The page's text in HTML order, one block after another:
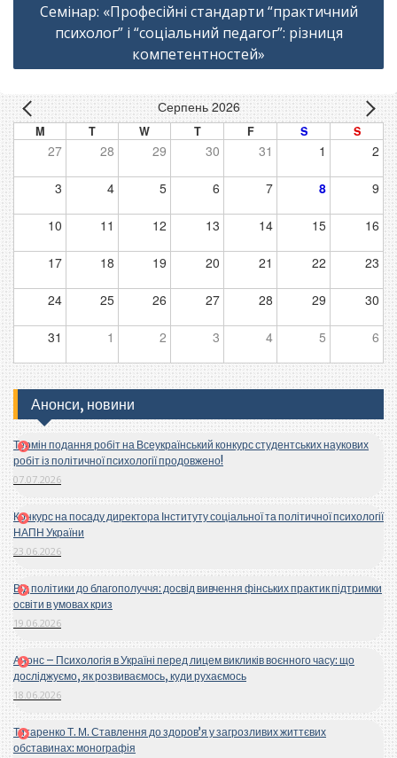
Семінар: «Професійні стандарти “практичний
психолог” і “соціальний педагог”: різниця
компетентностей»
Серпень 2026
M T W T F S S
27 28 29 30 31 1 2
3 4 5 6 7 8 9
10 11 12 13 14 15 16
17 18 19 20 21 22 23
24 25 26 27 28 29 30
31 1 2 3 4 5 6
Анонси, новини
Термін подання робіт на Всеукраїнський конкурс студентських наукових
робіт із політичної психології продовжено!
07.07.2026
Конкурс на посаду директора Інституту соціальної та політичної психології
НАПН України
23.06.2026
Від політики до благополуччя: досвід вивчення фінських практик підтримки
освіти в умовах криз
19.06.2026
Анонс – Психологія в Україні перед лицем викликів воєнного часу: що
досліджуємо, як розвиваємось, куди рухаємось
18.06.2026
Титаренко Т. М. Ставлення до здоров’я у загрозливих життєвих
обставинах: монографія